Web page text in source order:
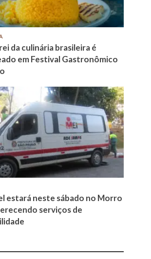
da culinária brasileira é
em Festival Gastronômico
estará neste sábado no Morro
serviços de